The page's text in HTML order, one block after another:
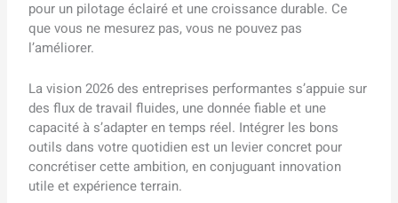
pour un pilotage éclairé et une croissance durable. Ce
que vous ne mesurez pas, vous ne pouvez pas
l’améliorer.
La vision 2026 des entreprises performantes s’appuie sur
des flux de travail fluides, une donnée fiable et une
capacité à s’adapter en temps réel. Intégrer les bons
outils dans votre quotidien est un levier concret pour
concrétiser cette ambition, en conjuguant innovation
utile et expérience terrain.